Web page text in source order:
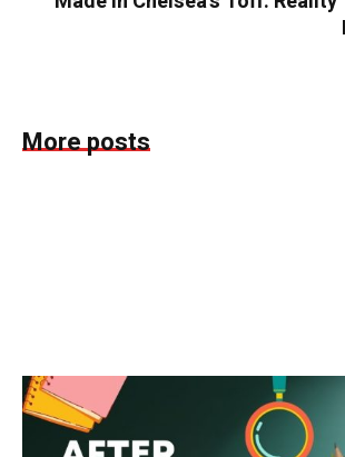
More posts